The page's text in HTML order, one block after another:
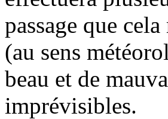
passage que
(au sens
beau et de
imprévisibles.